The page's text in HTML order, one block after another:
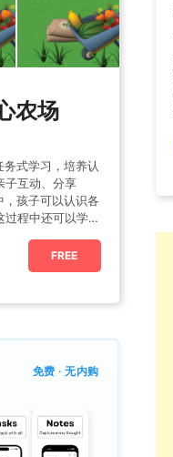
农场
式学习，培养认
子互动、分享
孩子可以认识各
程中还可以学习
FREE
免费 · 无内购